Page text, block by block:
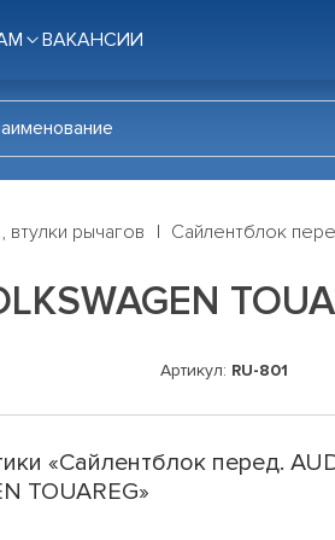
ВАКАНСИИ
втулки рычагов Сайлентблок
Артикул: RU-801
«Сайлентблок перед.
TOUAREG»